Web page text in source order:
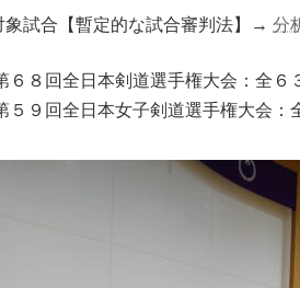
試合【暫定的な試合審判法】→分
８回全日本剣道選手権大会：全６
９回全日本女子剣道選手権大会：